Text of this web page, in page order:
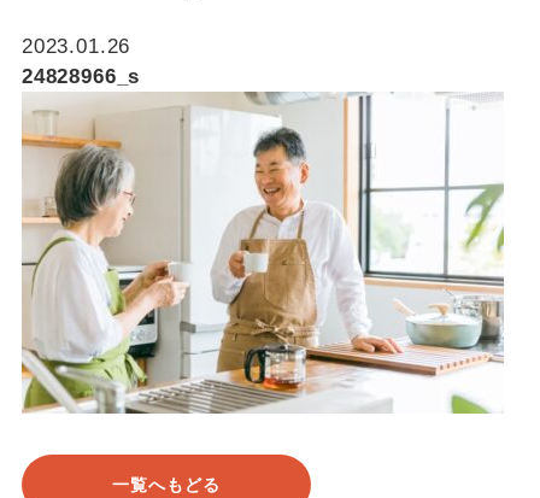
2023.01.26
24828966_s
一覧へもどる